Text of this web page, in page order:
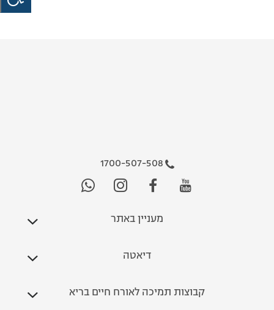
1700-507-508
מעניין באתר
דיאטה
קבוצות תמיכה לאורח חיים בריא